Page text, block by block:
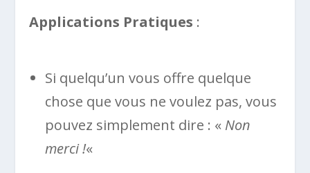
Applications Pratiques :
Si quelqu’un vous offre quelque
chose que vous ne voulez pas, vous
pouvez simplement dire : « Non
merci !«